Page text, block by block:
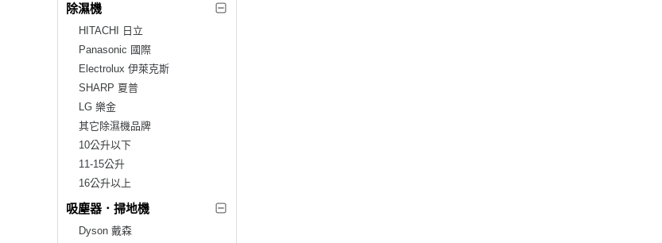
除濕機
HITACHI 日立
Panasonic 國際
Electrolux 伊萊克斯
SHARP 夏普
LG 樂金
其它除濕機品牌
10公升以下
11-15公升
16公升以上
吸塵器．掃地機
Dyson 戴森